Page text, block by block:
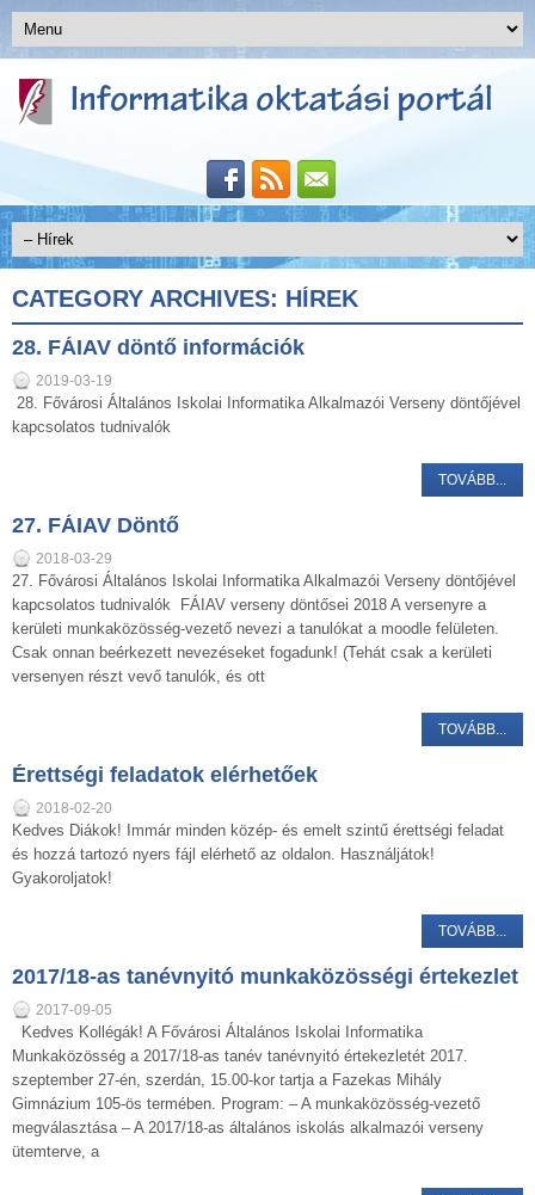
CATEGORY ARCHIVES: HÍREK
28. FÁIAV döntő információk
2019-03-19
28. Fővárosi Általános Iskolai Informatika Alkalmazói Verseny döntőjével
kapcsolatos tudnivalók
TOVÁBB...
27. FÁIAV Döntő
2018-03-29
27. Fővárosi Általános Iskolai Informatika Alkalmazói Verseny döntőjével
kapcsolatos tudnivalók FÁIAV verseny döntősei 2018 A versenyre a
kerületi munkaközösség-vezető nevezi a tanulókat a moodle felületen.
Csak onnan beérkezett nevezéseket fogadunk! (Tehát csak a kerületi
versenyen részt vevő tanulók, és ott
TOVÁBB...
Érettségi feladatok elérhetőek
2018-02-20
Kedves Diákok! Immár minden közép- és emelt szintű érettségi feladat
és hozzá tartozó nyers fájl elérhető az oldalon. Használjátok!
Gyakoroljatok!
TOVÁBB...
2017/18-as tanévnyitó munkaközösségi értekezlet
2017-09-05
Kedves Kollégák! A Fővárosi Általános Iskolai Informatika
Munkaközösség a 2017/18-as tanév tanévnyitó értekezletét 2017.
szeptember 27-én, szerdán, 15.00-kor tartja a Fazekas Mihály
Gimnázium 105-ös termében. Program: – A munkaközösség-vezető
megválasztása – A 2017/18-as általános iskolás alkalmazói verseny
ütemterve, a